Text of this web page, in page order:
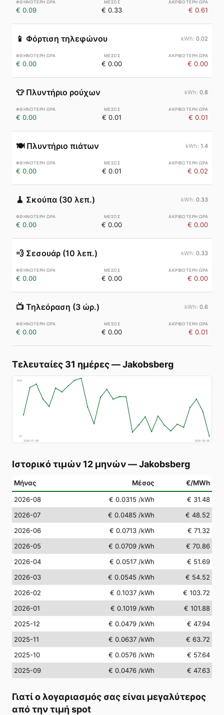
€ 0.09 € 0.33 € 0.61
📱 Φόρτιση τηλεφώνου 0.02
€ 0.00 € 0.00 € 0.00
👕 Πλυντήριο ρούχων 0.8
€ 0.00 € 0.01 € 0.01
🍽️ Πλυντήριο πιάτων 1.4
€ 0.00 € 0.01 € 0.02
🧹 Σκούπα (30 λεπ.) 0.33
€ 0.00 € 0.00 € 0.00
💨 Σεσουάρ (10 λεπ.) 0.33
€ 0.00 € 0.00 € 0.00
📺 Τηλεόραση (3 ώρ.) 0.6
€ 0.00 € 0.00 € 0.01
Τελευταίες 31 ημέρες—Jakobsberg
€83
€7
2026-07-08
2026-08-06
Ιστορικό τιμών 12 μηνών—Jakobsberg
Μήνας Μέσος €/MWh
2026-08 € 0.0315 /kWh
€ 31.48
2026-07
€ 0.0485 /kWh
€ 48.52
2026-06
€ 0.0713 /kWh
€ 71.32
2026-05
€ 0.0709 /kWh
€ 70.86
2026-04
€ 0.0517 /kWh
€ 51.69
2026-03
€ 0.0545 /kWh
€ 54.52
2026-02
€ 0.1037 /kWh
€ 103.72
2026-01
€ 0.1019 /kWh
€ 101.88
2025-12
€ 0.0479 /kWh
€ 47.94
2025-11
€ 0.0637 /kWh
€ 63.72
2025-10
€ 0.0576 /kWh
€ 57.64
2025-09
€ 0.0476 /kWh € 47.63
Γιατί ο λογαριασμός σας είναι μεγαλύτερος
από την τιμή spot